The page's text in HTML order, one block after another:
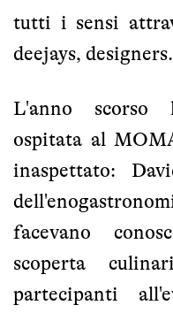
tutti i sensi
deejays, designers.
L'anno scorso
ospitata al
inaspettato:
facevano
scoperta
partecipanti